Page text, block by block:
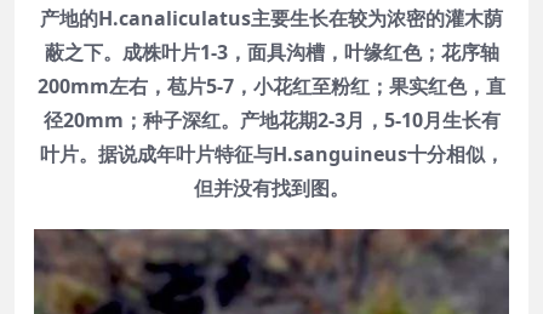
产地的H.canaliculatus主要生长在较为浓密的灌木荫
蔽之下。成株叶片1-3，面具沟槽，叶缘红色；花序轴
200mm左右，苞片5-7，小花红至粉红；果实红色，直
径20mm；种子深红。产地花期2-3月，5-10月生长有
叶片。据说成年叶片特征与H.sanguineus十分相似，
但并没有找到图。